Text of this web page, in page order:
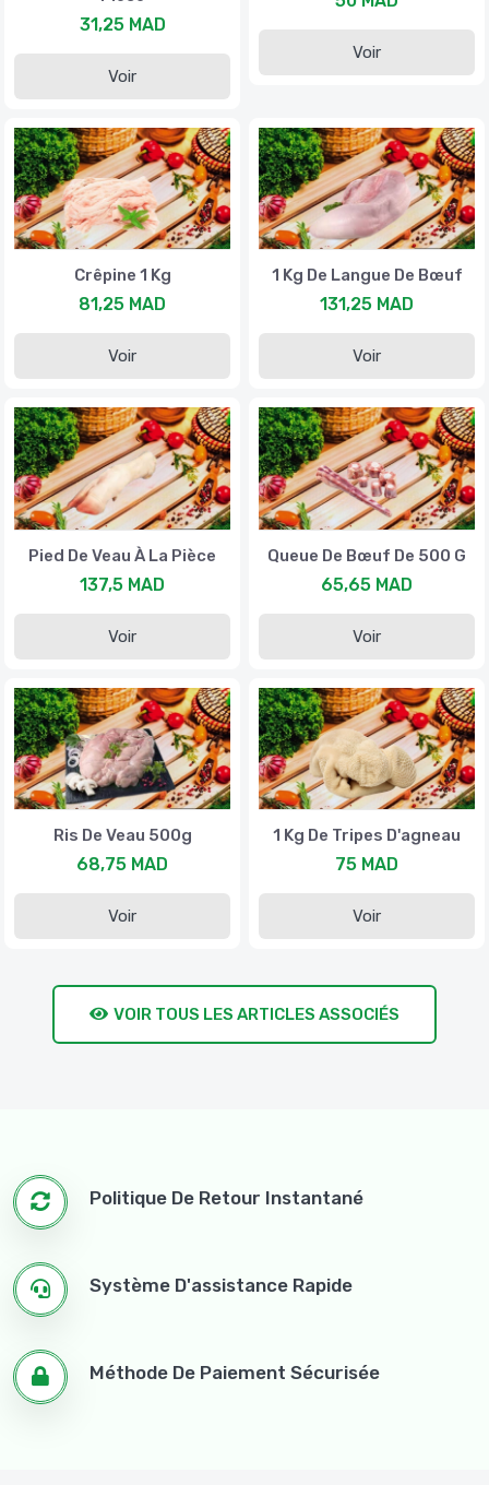
31,25 MAD
Voir
Voir
Crêpine 1 Kg
81,25 MAD
Voir
1 Kg De Langue De Bœuf
131,25 MAD
Voir
Pied De Veau À La Pièce
137,5 MAD
Voir
Queue De Bœuf De 500 G
65,65 MAD
Voir
Ris De Veau 500g
68,75 MAD
Voir
1 Kg De Tripes D'agneau
75 MAD
Voir
VOIR TOUS LES ARTICLES ASSOCIÉS
Politique De Retour Instantané
Système D'assistance Rapide
Méthode De Paiement Sécurisée